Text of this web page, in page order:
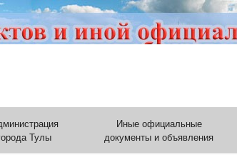
Тулы
Иные официальные
документы и объявления